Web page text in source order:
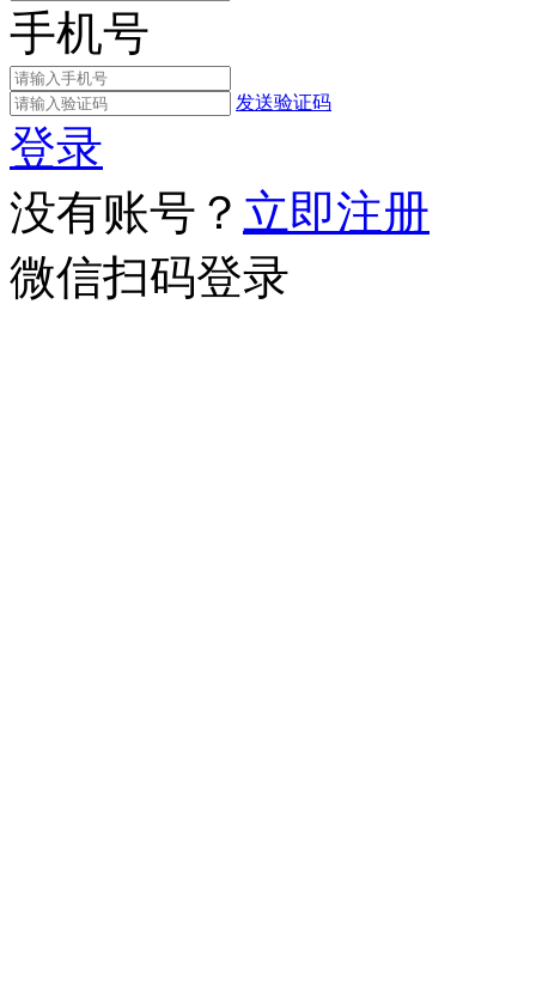
手机号
发送验证码
登录
没有账号？ 立即注册
微信扫码登录